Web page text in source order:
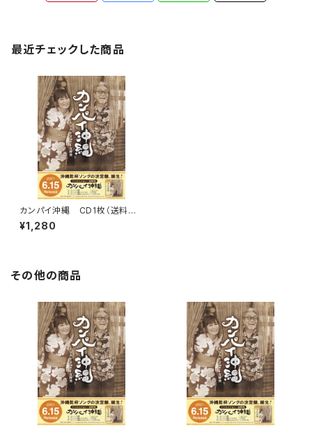
最近チェックした商品
カンパイ沖縄 CD1枚（送料込）
※スマートレターで発送
¥1,280
その他の商品